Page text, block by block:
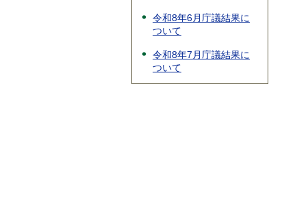
令和8年6月庁議結果に
ついて
令和8年7月庁議結果に
ついて